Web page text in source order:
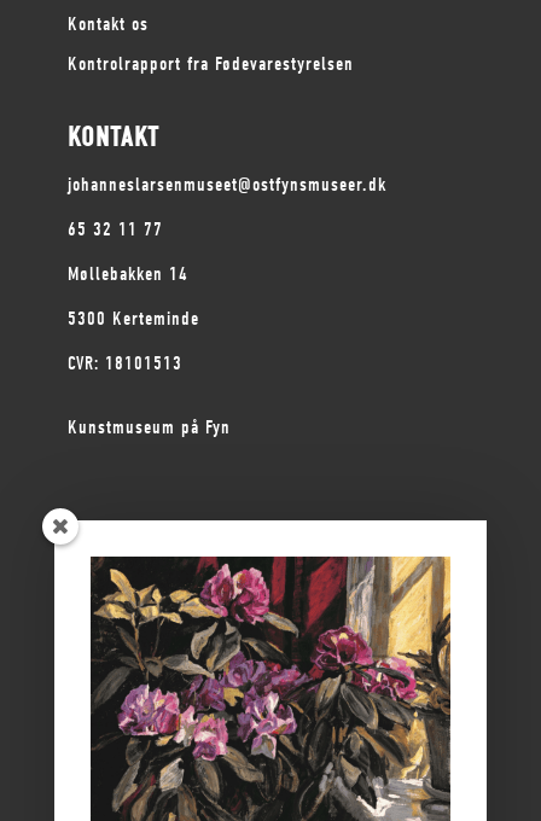
Kontakt os
Kontrolrapport fra Fødevarestyrelsen
KONTAKT
johanneslarsenmuseet@ostfynsmuseer.dk
65 32 11 77
Møllebakken 14
5300 Kerteminde
CVR: 18101513
Kunstmuseum på Fyn
ØSTFYNS MUSEER
Vikingemuseet Ladby
Nyborg Slot
Borgmestergården
Farvergården